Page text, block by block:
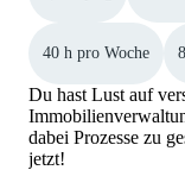
40 h pro Woche
Du hast Lust auf
dabei Prozesse zu
jetzt!